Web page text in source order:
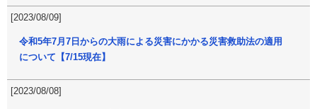
[2023/08/09]
令和5年7月7日からの大雨による災害にかかる災害救助法の適用
について【7/15現在】
[2023/08/08]